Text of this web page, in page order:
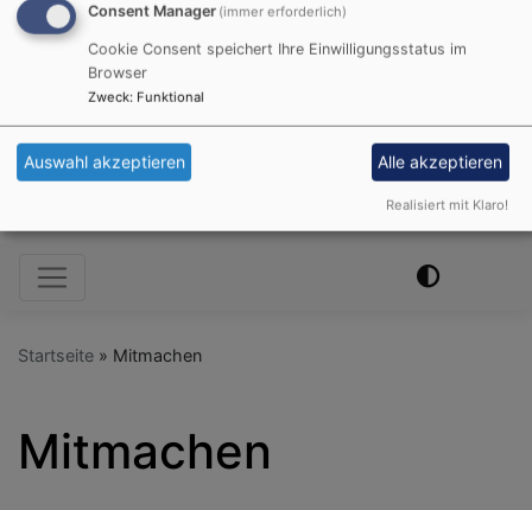
Hauptnavigation
Startseite Mitmachen
Mitmachen
Consent Manager (immer erforderlich)
Cookie Consent speichert Ihre Einwilligungsstatus im
Browser
Zweck: Funktional
Auswahl akzeptieren Alle akzeptieren
Realisiert mit Klaro!